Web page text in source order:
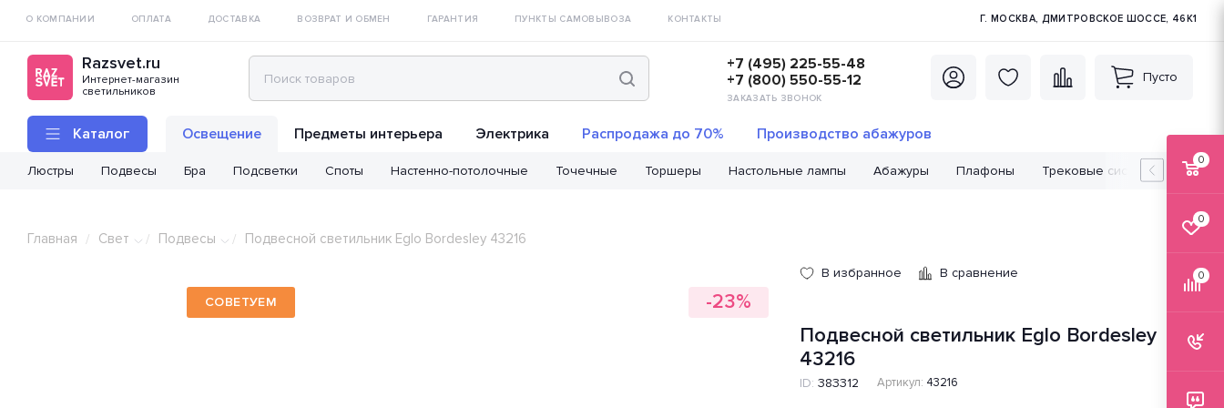
О КОМПАНИИ ОПЛАТА ДОСТАВКА ВОЗВРАТ И ОБМЕН ГАРАНТИЯ ПУНКТЫ САМОВЫВОЗА КОНТАКТЫ Г. МОСКВА, ДМИТРОВСКОЕ ШОССЕ, 46К1
Razsvet.ru
Интернет-магазин
светильников
+7 (495) 225-55-48
+7 (800) 550-55-12
ЗАКАЗАТЬ ЗВОНОК
Пусто
Каталог Освещение
Люстры Подвесы Бра Подсветки Споты Настенно-потолочные Точечные Торшеры Настольные лампы Абажуры Плафоны Трековые системы
Предметы интерьера Электрика Распродажа до 70% Производство абажуров
Главная / Свет / Подвесы / Подвесной светильник Eglo Bordesley 43216
СОВЕТУЕМ -23%
В избранное В сравнение
Подвесной светильник Eglo Bordesley
43216
ID: 383312 Артикул: 43216
0
0
0